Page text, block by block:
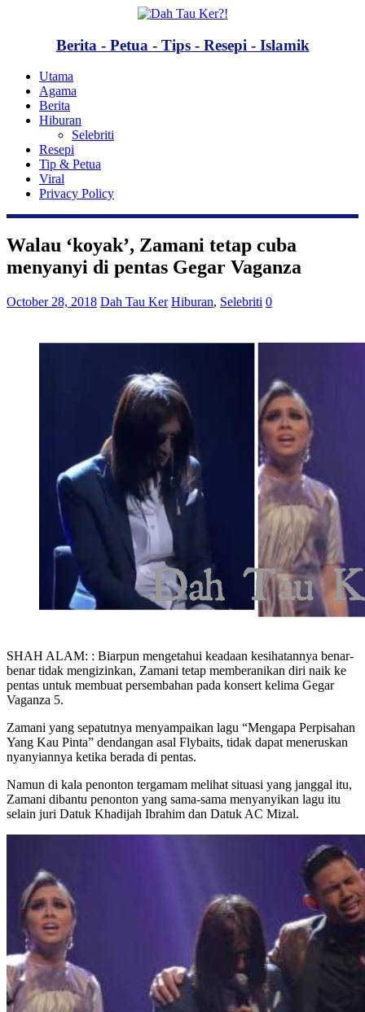
Berita - Petua - Tips - Resepi - Islamik
Utama
Agama
Berita
Hiburan
Selebriti
Resepi
Tip & Petua
Viral
Privacy Policy
Walau ‘koyak’, Zamani tetap cuba
menyanyi di pentas Gegar Vaganza
October 28, 2018 Dah Tau Ker Hiburan, Selebriti 0
SHAH ALAM: : Biarpun mengetahui keadaan kesihatannya benar-
benar tidak mengizinkan, Zamani tetap memberanikan diri naik ke
pentas untuk membuat persembahan pada konsert kelima Gegar
Vaganza 5.
Zamani yang sepatutnya menyampaikan lagu “Mengapa Perpisahan
Yang Kau Pinta” dendangan asal Flybaits, tidak dapat meneruskan
nyanyiannya ketika berada di pentas.
Namun di kala penonton tergamam melihat situasi yang janggal itu,
Zamani dibantu penonton yang sama-sama menyanyikan lagu itu
selain juri Datuk Khadijah Ibrahim dan Datuk AC Mizal.